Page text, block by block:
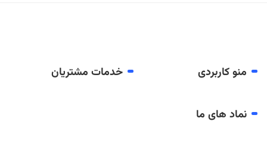
منو کاربردی خدمات مشتریان
نماد های ما